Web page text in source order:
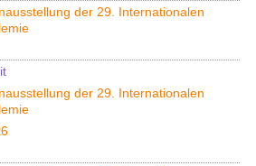
der 29. Internationalen
der 29. Internationalen